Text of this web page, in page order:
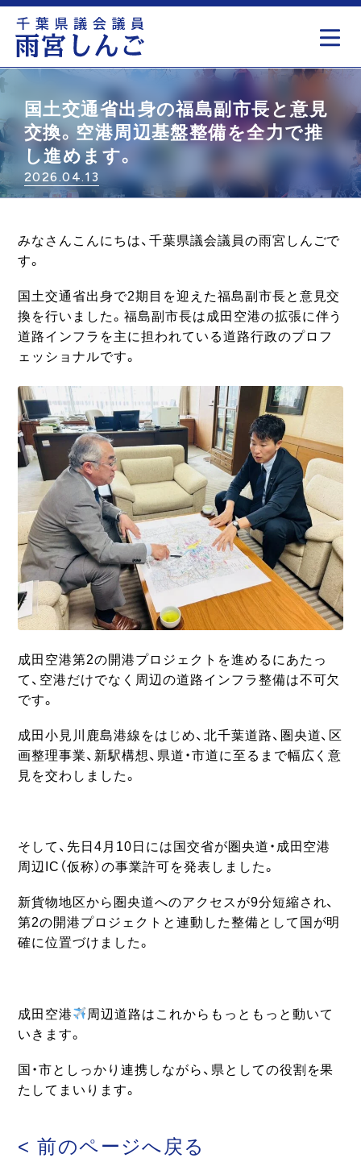
国土交通省出身の福島副市長と意見
交換。空港周辺基盤整備を全力で推
し進めます。
2026.04.13
みなさんこんにちは、千葉県議会議員の雨宮しんごで
す。
国土交通省出身で2期目を迎えた福島副市長と意見交
換を行いました。福島副市長は成田空港の拡張に伴う
道路インフラを主に担われている道路行政のプロフ
ェッショナルです。
成田空港第2の開港プロジェクトを進めるにあたっ
て、空港だけでなく周辺の道路インフラ整備は不可欠
です。
成田小見川鹿島港線をはじめ、北千葉道路、圏央道、区
画整理事業、新駅構想、県道・市道に至るまで幅広く意
見を交わしました。
そして、先日4月10日には国交省が圏央道・成田空港
周辺IC（仮称）の事業許可を発表しました。
新貨物地区から圏央道へのアクセスが9分短縮され、
第2の開港プロジェクトと連動した整備として国が明
確に位置づけました。
成田空港
周辺道路はこれからもっともっと動いて
いきます。
国・市としっかり連携しながら、県としての役割を果
たしてまいります。
< 前のページへ戻る